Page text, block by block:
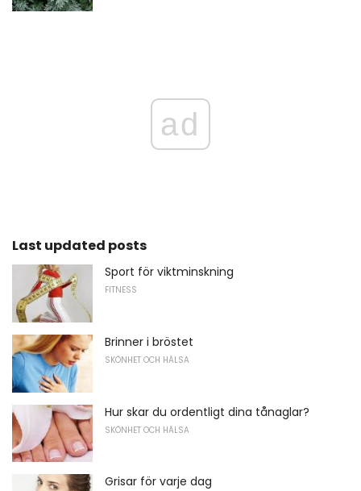
ad
Last updated posts
Sport för viktminskning
FITNESS
Brinner i bröstet
SKÖNHET OCH HÄLSA
Hur skar du ordentligt dina tånaglar?
SKÖNHET OCH HÄLSA
Grisar för varje dag